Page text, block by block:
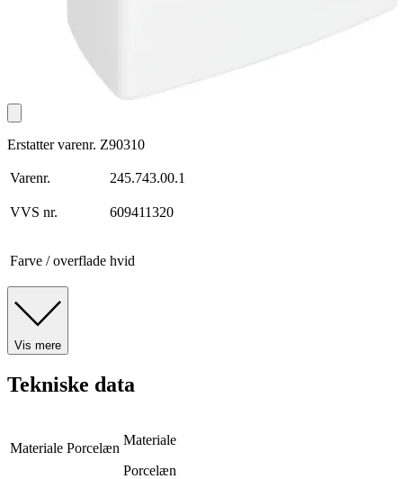
Erstatter varenr. Z90310
Varenr. 245.743.00.1
VVS nr. 609411320
Farve / overflade hvid
Vis mere
Tekniske data
Materiale Porcelæn
Materiale
Porcelæn